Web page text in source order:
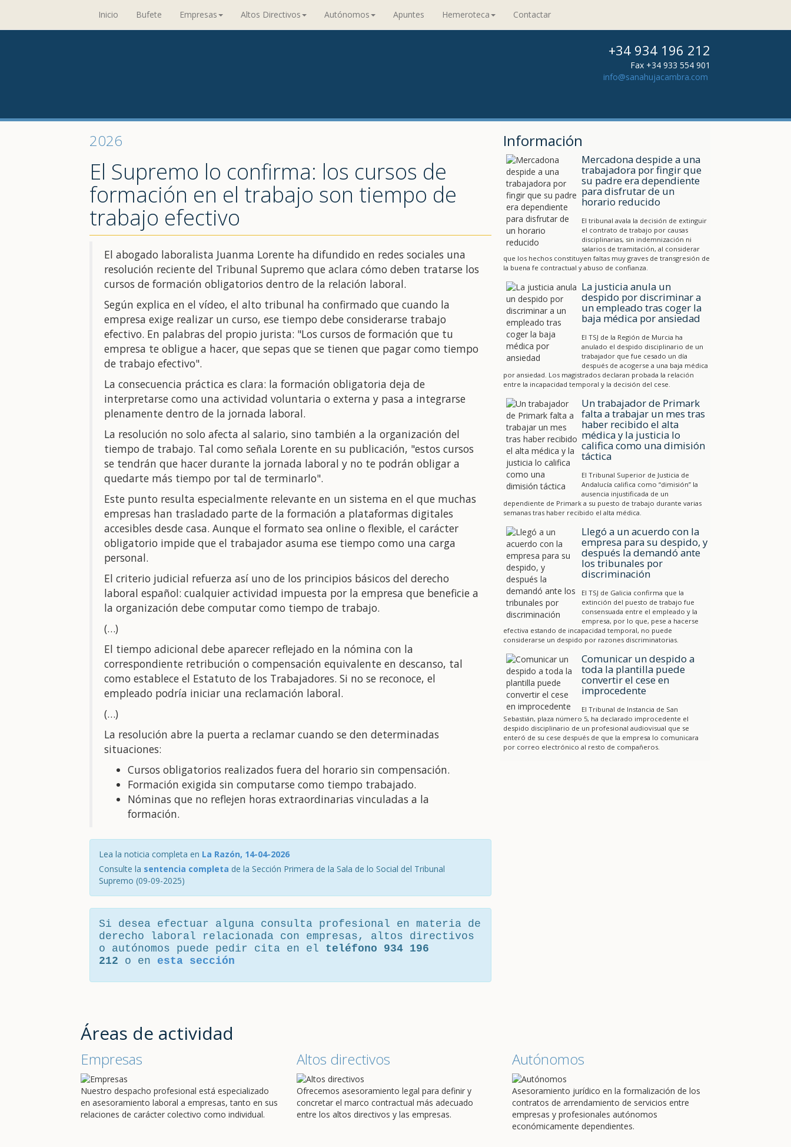
Inicio Bufete Empresas Altos Directivos Autónomos Apuntes Hemeroteca Contactar
+34 934 196 212
Fax +34 933 554 901
info@sanahujacambra.com
2026
El Supremo lo confirma: los cursos de
formación en el trabajo son tiempo de
trabajo efectivo
El abogado laboralista Juanma Lorente ha difundido en redes sociales una
resolución reciente del Tribunal Supremo que aclara cómo deben tratarse los
cursos de formación obligatorios dentro de la relación laboral.
Según explica en el vídeo, el alto tribunal ha confirmado que cuando la
empresa exige realizar un curso, ese tiempo debe considerarse trabajo
efectivo. En palabras del propio jurista: "Los cursos de formación que tu
empresa te obligue a hacer, que sepas que se tienen que pagar como tiempo
de trabajo efectivo".
La consecuencia práctica es clara: la formación obligatoria deja de
interpretarse como una actividad voluntaria o externa y pasa a integrarse
plenamente dentro de la jornada laboral.
La resolución no solo afecta al salario, sino también a la organización del
tiempo de trabajo. Tal como señala Lorente en su publicación, "estos cursos
se tendrán que hacer durante la jornada laboral y no te podrán obligar a
quedarte más tiempo por tal de terminarlo".
Este punto resulta especialmente relevante en un sistema en el que muchas
empresas han trasladado parte de la formación a plataformas digitales
accesibles desde casa. Aunque el formato sea online o flexible, el carácter
obligatorio impide que el trabajador asuma ese tiempo como una carga
personal.
El criterio judicial refuerza así uno de los principios básicos del derecho
laboral español: cualquier actividad impuesta por la empresa que beneficie a
la organización debe computar como tiempo de trabajo.
(…)
El tiempo adicional debe aparecer reflejado en la nómina con la
correspondiente retribución o compensación equivalente en descanso, tal
como establece el Estatuto de los Trabajadores. Si no se reconoce, el
empleado podría iniciar una reclamación laboral.
(…)
La resolución abre la puerta a reclamar cuando se den determinadas
situaciones:
Cursos obligatorios realizados fuera del horario sin compensación.
Formación exigida sin computarse como tiempo trabajado.
Nóminas que no reflejen horas extraordinarias vinculadas a la
formación.
Lea la noticia completa en La Razón, 14-04-2026
Consulte la sentencia completa de la Sección Primera de la Sala de lo Social del Tribunal
Supremo (09-09-2025)
Si desea efectuar alguna consulta profesional en materia de
derecho laboral relacionada con empresas, altos directivos
o autónomos puede pedir cita en el teléfono 934 196
212 o en esta sección
Información
Mercadona despide a una
trabajadora por fingir que
su padre era dependiente
para disfrutar de un
horario reducido
El tribunal avala la decisión de extinguir
el contrato de trabajo por causas
disciplinarias, sin indemnización ni
salarios de tramitación, al considerar
que los hechos constituyen faltas muy graves de transgresión de
la buena fe contractual y abuso de confianza.
La justicia anula un
despido por discriminar a
un empleado tras coger la
baja médica por ansiedad
El TSJ de la Región de Murcia ha
anulado el despido disciplinario de un
trabajador que fue cesado un día
después de acogerse a una baja médica
por ansiedad. Los magistrados declaran probada la relación
entre la incapacidad temporal y la decisión del cese.
Un trabajador de Primark
falta a trabajar un mes tras
haber recibido el alta
médica y la justicia lo
califica como una dimisión
táctica
El Tribunal Superior de Justicia de
Andalucía califica como “dimisión” la
ausencia injustificada de un
dependiente de Primark a su puesto de trabajo durante varias
semanas tras haber recibido el alta médica.
Llegó a un acuerdo con la
empresa para su despido, y
después la demandó ante
los tribunales por
discriminación
El TSJ de Galicia confirma que la
extinción del puesto de trabajo fue
consensuada entre el empleado y la
empresa, por lo que, pese a hacerse
efectiva estando de incapacidad temporal, no puede
considerarse un despido por razones discriminatorias.
Comunicar un despido a
toda la plantilla puede
convertir el cese en
improcedente
El Tribunal de Instancia de San
Sebastián, plaza número 5, ha declarado improcedente el
despido disciplinario de un profesional audiovisual que se
enteró de su cese después de que la empresa lo comunicara
por correo electrónico al resto de compañeros.
Áreas de actividad
Empresas
Nuestro despacho profesional está especializado
en asesoramiento laboral a empresas, tanto en sus
relaciones de carácter colectivo como individual.
Altos directivos
Ofrecemos asesoramiento legal para definir y
concretar el marco contractual más adecuado
entre los altos directivos y las empresas.
Autónomos
Asesoramiento jurídico en la formalización de los
contratos de arrendamiento de servicios entre
empresas y profesionales autónomos
económicamente dependientes.